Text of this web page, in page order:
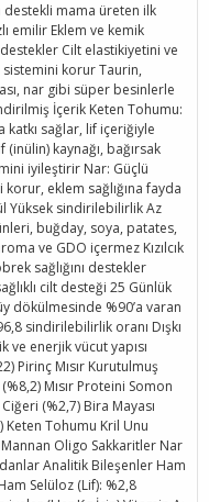
destekli mama üreten ilk
emilir Eklem ve kemik
destekler Cilt elastikiyetini ve
sistemini korur Taurin,
nar gibi süper besinlerle
İçerik Keten Tohumu:
katkı sağlar, lif içeriğiyle
kaynağı, bağırsak
iyileştirir Nar: Güçlü
korur, eklem sağlığına fayda
Yüksek sindirilebilirlik Az
buğday, soya, patates,
ve GDO içermez Kızılcık
sağlığını destekler
cilt desteği 25 Günlük
dökülmesinde %90’a varan
sindirilebilirlik oranı Dışkı
ve enerjik vücut yapısı
Pirinç Mısır Kurutulmuş
Mısır Proteini Somon
(%2,7) Bira Mayası
Keten Tohumu Kril Unu
Oligo Sakkaritler Nar
Analitik Bileşenler Ham
Selüloz (Lif): %2,8